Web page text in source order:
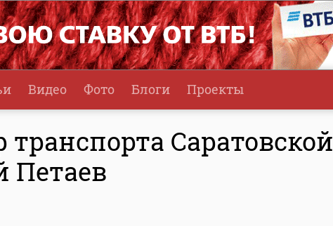
Видео Фото Блоги Проекты
Саратовской
Петаев